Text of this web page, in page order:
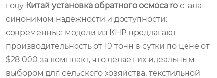
году Китай установка обратного осмоса ro стала
синонимом надежности и доступности:
современные модели из КНР предлагают
производительность от 10 тонн в сутки по цене от
$28 000 за комплект, что делает их идеальным
выбором для сельского хозяйства, текстильной